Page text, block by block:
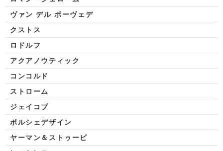
ヴァン デル ボーヴェデ
クストス
ロドルフ
アクアノウティック
コンコルド
ストローム
ジェイコブ
ポルシェデザイン
ヤーマン＆ストゥービ